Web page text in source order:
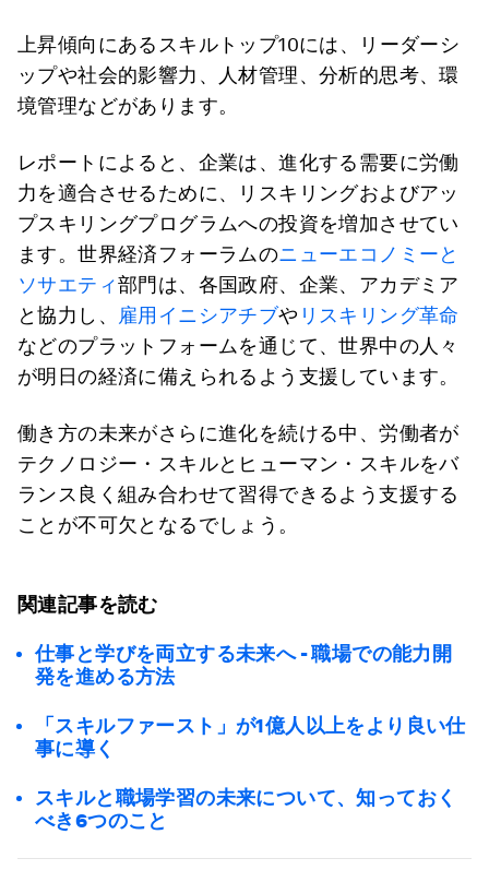
上昇傾向にあるスキルトップ10には、リーダーシ
ップや社会的影響力、人材管理、分析的思考、環
境管理などがあります。
レポートによると、企業は、進化する需要に労働
力を適合させるために、リスキリングおよびアッ
プスキリングプログラムへの投資を増加させてい
ます。世界経済フォーラムのニューエコノミーと
ソサエティ部門は、各国政府、企業、アカデミア
と協力し、
雇用イニシアチブや リスキリング革命
などのプラットフォームを通じて、世界中の人々
が明日の経済に備えられるよう支援しています。
働き方の未来がさらに進化を続ける中、労働者が
テクノロジー・スキルとヒューマン・スキルをバ
ランス良く組み合わせて習得できるよう支援する
ことが不可欠となるでしょう。
関連記事を読む
仕事と学びを両立する未来へ - 職場での能力開
発を進める方法
「スキルファースト」が1億人以上をより良い仕
事に導く
スキルと職場学習の未来について、知っておく
べき6つのこと